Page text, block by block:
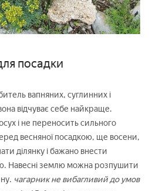
посадки
вапняних, суглинних і
відчуває себе найкраще.
і не переносить сильного
весняної посадкою, ще восени,
ділянку і бажано внести
Навесні землю можна розпушити
чагарник не вибагливий до умов